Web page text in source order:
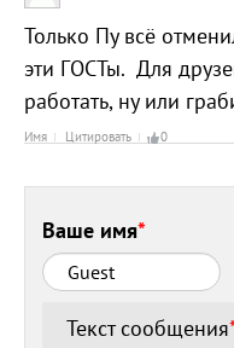
Только Пу всё
эти ГОСТы. Для
работать, ну или
Имя Цитировать 0
Ваше имя*
Текст сообщения